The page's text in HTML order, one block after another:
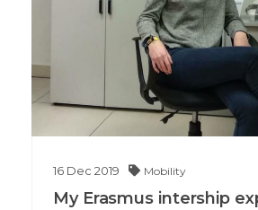
16 Dec 2019 Mobility
My Erasmus intership